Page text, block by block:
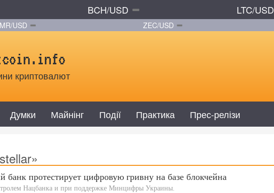
BCH/USD LTC/USD
USD ZEC/USD
криптовалют
Думки Майнінг Події Практика Прес-релізи
банк протестирует цифровую гривну на базе блокчейна
Нацбанка и при поддержке Минцифры Украины.